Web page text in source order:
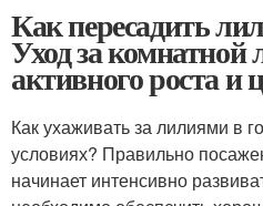
Как пересадить
Уход за комнатной
активного роста и
Как ухаживать за лилиями в
условиях? Правильно
начинает интенсивно